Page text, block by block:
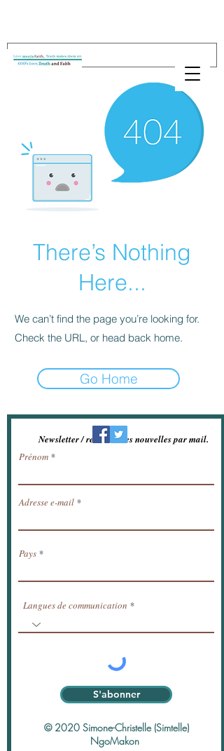
There’s Nothing
Here...
We can’t find the page you’re looking for.
Check the URL, or head back home.
Go Home
Newsletter / recevoir les nouvelles par mail.
Prénom
Adresse e-mail
Pays
Langues de communication
S'abonner
© 2020 Simone-Christelle (Simtelle)
NgoMakon